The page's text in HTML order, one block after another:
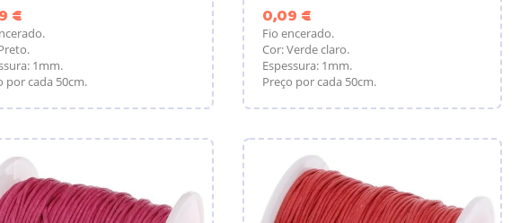
€
1mm.
por cada 50cm.
0,09 €Preço
Fio encerado.
Cor: Verde claro.
Espessura: 1mm.
Preço por cada 50cm.